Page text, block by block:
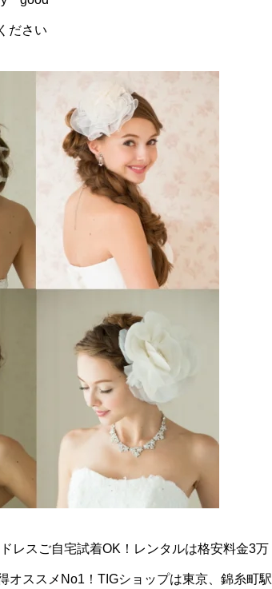
ださい
レスご自宅試着OK！レンタルは格安料金3万
オススメNo1！TIGショップは東京、錦糸町駅